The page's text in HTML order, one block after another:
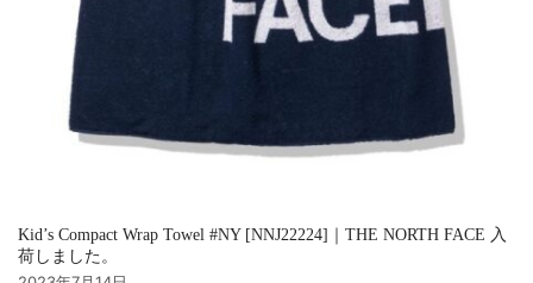
Kid’s Compact Wrap Towel #NY [NNJ22224]｜THE NORTH FACE 入
荷しました。